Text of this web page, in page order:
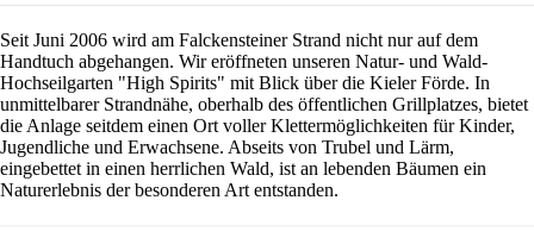
Seit Juni 2006 wird am Falckensteiner Strand nicht nur auf dem
Handtuch abgehangen. Wir eröffneten unseren Natur- und Wald-
Hochseilgarten "High Spirits" mit Blick über die Kieler Förde. In
unmittelbarer Strandnähe, oberhalb des öffentlichen Grillplatzes, bietet
die Anlage seitdem einen Ort voller Klettermöglichkeiten für Kinder,
Jugendliche und Erwachsene. Abseits von Trubel und Lärm,
eingebettet in einen herrlichen Wald, ist an lebenden Bäumen ein
Naturerlebnis der besonderen Art entstanden.